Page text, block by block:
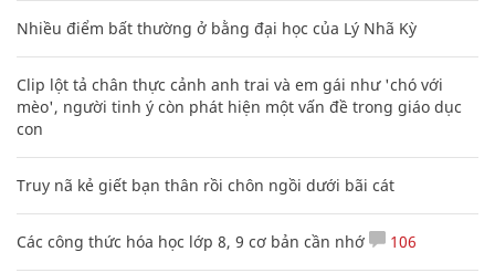
Nhiều điểm bất thường ở bằng đại học của Lý Nhã Kỳ
Clip lột tả chân thực cảnh anh trai và em gái như 'chó với
mèo', người tinh ý còn phát hiện một vấn đề trong giáo dục
con
Truy nã kẻ giết bạn thân rồi chôn ngồi dưới bãi cát
Các công thức hóa học lớp 8, 9 cơ bản cần nhớ 106